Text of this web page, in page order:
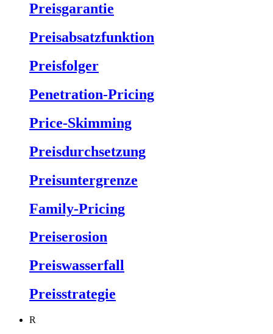
Preisgarantie
Preisabsatzfunktion
Preisfolger
Penetration-Pricing
Price-Skimming
Preisdurchsetzung
Preisuntergrenze
Family-Pricing
Preiserosion
Preiswasserfall
Preisstrategie
R